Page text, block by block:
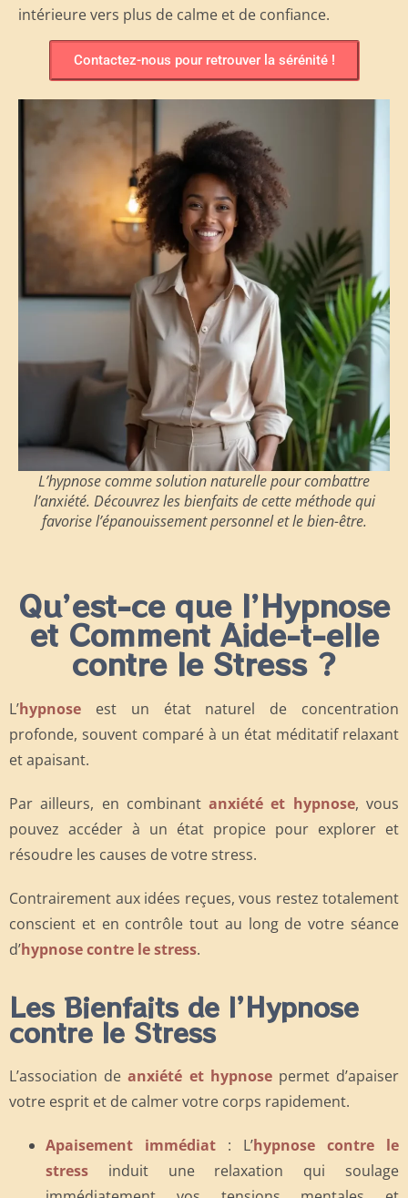
intérieure vers plus de calme et de confiance.
Contactez-nous pour retrouver la sérénité !
L’hypnose comme solution naturelle pour combattre
l’anxiété. Découvrez les bienfaits de cette méthode qui
favorise l’épanouissement personnel et le bien-être.
Qu’est-ce que l’Hypnose
et Comment Aide-t-elle
contre le Stress ?
L’hypnose est un état naturel de concentration
profonde, souvent comparé à un état méditatif relaxant
et apaisant.
Par ailleurs, en combinantanxiété et hypnose, vous
pouvez accéder à un état propice pour explorer et
résoudre les causes de votre stress.
Contrairement aux idées reçues, vous restez totalement
conscient et en contrôle tout au long de votre séance
d’hypnose contre le stress.
Les Bienfaits de l’Hypnose
contre le Stress
L’association deanxiété et hypnosepermet d’apaiser
votre esprit et de calmer votre corps rapidement.
Apaisement immédiat : L’hypnose contre le
stress induit une relaxation qui soulage